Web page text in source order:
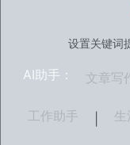
设置关键词
AI助手： 文章写
工作助手 生